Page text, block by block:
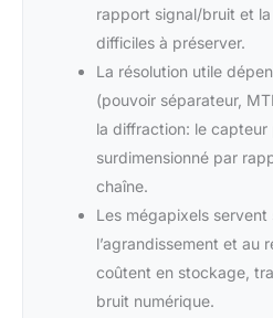
rapport signal/bruit et
difficiles à préserver.
La résolution utile
(pouvoir séparateur,
la diffraction: le capteur
surdimensionné par
chaîne.
Les mégapixels servent
l’agrandissement et au
coûtent en stockage,
bruit numérique.